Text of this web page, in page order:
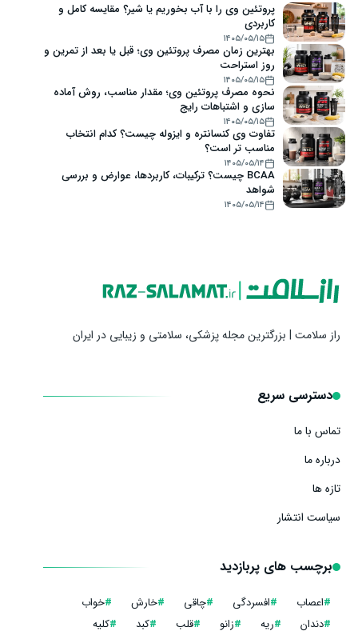
پروتئین وی را با آب بخوریم یا شیر؟ مقایسه کامل و
کاربردی
۱۴۰۵/۰۵/۱۵
بهترین زمان مصرف پروتئین وی؛ قبل یا بعد از تمرین و
روز استراحت
۱۴۰۵/۰۵/۱۵
نحوه مصرف پروتئین وی؛ مقدار مناسب، روش آماده
سازی و اشتباهات رایج
۱۴۰۵/۰۵/۱۵
تفاوت وی کنسانتره و ایزوله چیست؟ کدام انتخاب
مناسب تر است؟
۱۴۰۵/۰۵/۱۴
BCAA چیست؟ ترکیبات، کاربردها، عوارض و بررسی
شواهد
۱۴۰۵/۰۵/۱۴
راز سلامت | بزرگترین مجله پزشکی، سلامتی و زیبایی در ایران
دسترسی سریع
تماس با ما
درباره ما
تازه ها
سیاست انتشار
برچسب های پربازدید
#اعصاب #افسردگی #چاقی #خارش #خواب
#دندان #ریه #زانو #قلب #کبد #کلیه